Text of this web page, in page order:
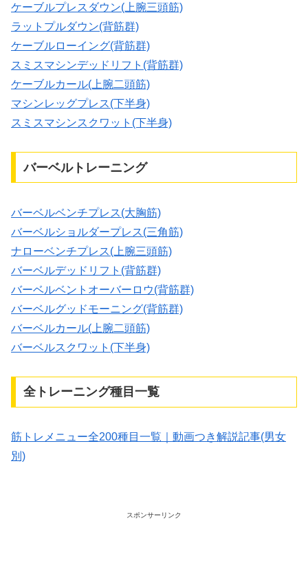
ケーブルプレスダウン(上腕三頭筋)
ラットプルダウン(背筋群)
ケーブルローイング(背筋群)
スミスマシンデッドリフト(背筋群)
ケーブルカール(上腕二頭筋)
マシンレッグプレス(下半身)
スミスマシンスクワット(下半身)
バーベルトレーニング
バーベルベンチプレス(大胸筋)
バーベルショルダープレス(三角筋)
ナローベンチプレス(上腕三頭筋)
バーベルデッドリフト(背筋群)
バーベルベントオーバーロウ(背筋群)
バーベルグッドモーニング(背筋群)
バーベルカール(上腕二頭筋)
バーベルスクワット(下半身)
全トレーニング種目一覧
筋トレメニュー全200種目一覧｜動画つき解説記事(男女
別)
スポンサーリンク